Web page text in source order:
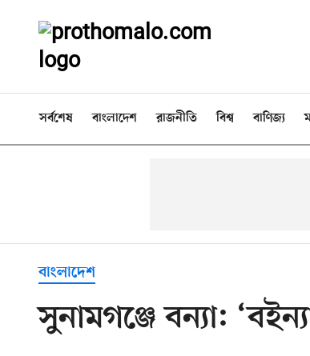
সর্বশেষ বাংলাদেশ রাজনীতি বিশ্ব বাণিজ্য
বাংলাদেশ
সুনামগঞ্জে বন্যা: